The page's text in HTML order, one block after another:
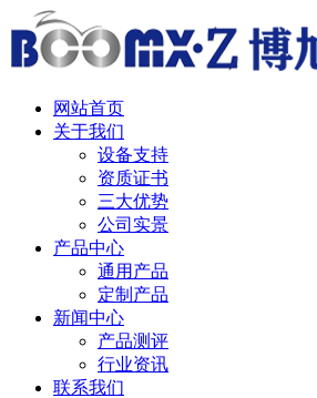
网站首页
关于我们
设备支持
资质证书
三大优势
公司实景
产品中心
通用产品
定制产品
新闻中心
产品测评
行业资讯
联系我们